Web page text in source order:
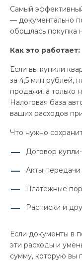
Самый
— документально
обошлась покупка
Как это работает:
Если вы купили
за 4,5 млн рублей,
продажи, а только
Налоговая база
ваших расходов
Что нужно
Договор
Акты
Платёжные
Расписки и
Если документы в
эти расходы и
сумму, которую вы